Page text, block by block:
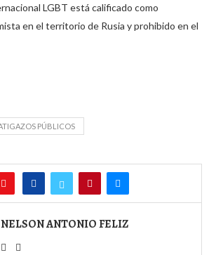
LGBT está calificado como
en el territorio de Rusia y prohibido en el
PÚBLICOS
NELSON ANTONIO FELIZ